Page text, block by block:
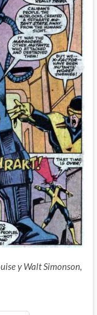
y Walt Simonson,